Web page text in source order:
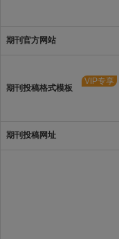
期刊官方网站
期刊投稿格式模板
VIP专享
期刊投稿网址